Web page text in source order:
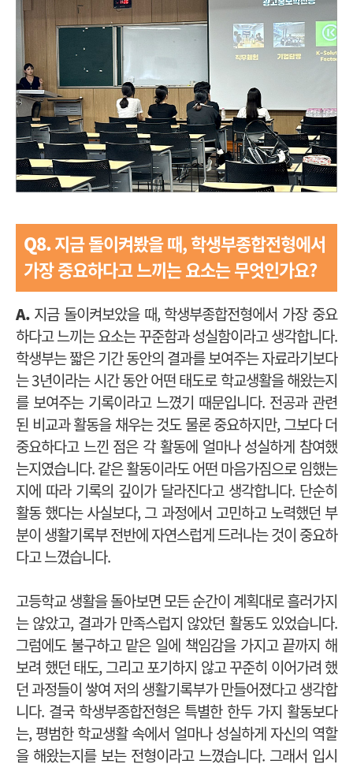
Q8. 지금 돌이켜봤을 때, 학생부종합전형에서
가장 중요하다고 느끼는 요소는 무엇인가요?
A. 지금 돌이켜보았을 때, 학생부종합전형에서 가장 중요
하다고 느끼는 요소는 꾸준함과 성실함이라고 생각합니다.
학생부는 짧은 기간 동안의 결과를 보여주는 자료라기보다
는 3년이라는 시간 동안 어떤 태도로 학교생활을 해왔는지
를 보여주는 기록이라고 느꼈기 때문입니다. 전공과 관련
된 비교과 활동을 채우는 것도 물론 중요하지만, 그보다 더
중요하다고 느낀 점은 각 활동에 얼마나 성실하게 참여했
는지였습니다. 같은 활동이라도 어떤 마음가짐으로 임했는
지에 따라 기록의 깊이가 달라진다고 생각합니다. 단순히
활동 했다는 사실보다, 그 과정에서 고민하고 노력했던 부
분이 생활기록부 전반에 자연스럽게 드러나는 것이 중요하
다고 느꼈습니다.
고등학교 생활을 돌아보면 모든 순간이 계획대로 흘러가지
는 않았고, 결과가 만족스럽지 않았던 활동도 있었습니다.
그럼에도 불구하고 맡은 일에 책임감을 가지고 끝까지 해
보려 했던 태도, 그리고 포기하지 않고 꾸준히 이어가려 했
던 과정들이 쌓여 저의 생활기록부가 만들어졌다고 생각합
니다. 결국 학생부종합전형은 특별한 한두 가지 활동보다
는, 평범한 학교생활 속에서 얼마나 성실하게 자신의 역할
을 해왔는지를 보는 전형이라고 느꼈습니다. 그래서 입시